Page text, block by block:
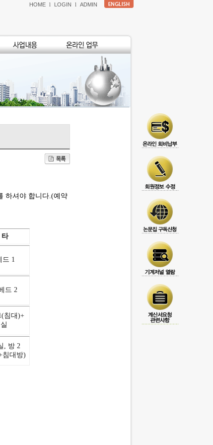
HOME l LOGIN l ADMIN
하셔야 합니다.(예약
타
드 1
드 2
침대)+
, 방 2
침대방)